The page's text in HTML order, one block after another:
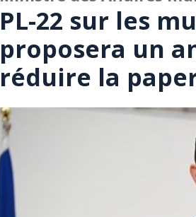
PL-22 sur les
proposera un
réduire la